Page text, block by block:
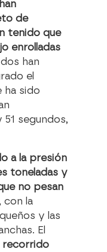
de
tenido que
enrolladas
han
el
ha sido
segundos,
a la presión
toneladas y
no pesan
con la
y las
El
recorrido